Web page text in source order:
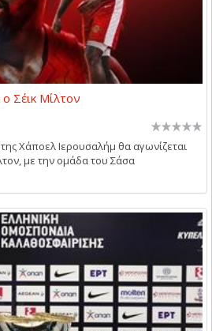
Σέικ Μίλτον
Χάποελ Ιερουσαλήμ θα αγωνίζεται
με την ομάδα του Σάσα